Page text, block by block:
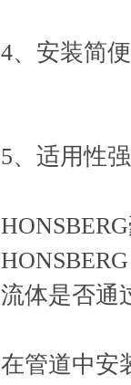
4、安装简
5、适用性
流体是否通
在管道中安